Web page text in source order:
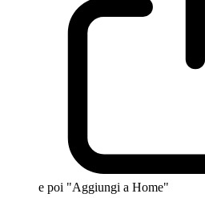
e poi "Aggiungi a Home"